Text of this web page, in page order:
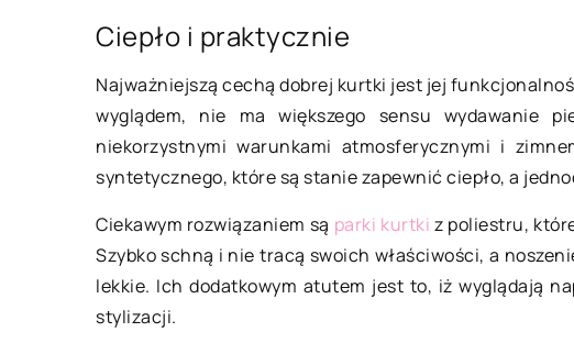
Ciepło i praktycznie
Najważniejszą cechą dobrej kurtki jest jej
wyglądem, nie ma większego sensu wydawanie
niekorzystnymi warunkami atmosferycznymi i
syntetycznego, które są stanie zapewnić ciepło, a
Ciekawym rozwiązaniem są parki kurtki z poliestru,
Szybko schną i nie tracą swoich właściwości, a
lekkie. Ich dodatkowym atutem jest to, iż wyglądają
stylizacji.
23 lutego 2021
Jakie wyposażenie pomoże
uprawianiu sportów
Aura panująca za oknem nie